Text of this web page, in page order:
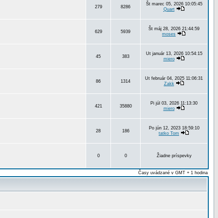
279 8286
Št marec 05, 2026 10:05:45
Quart
629 5939
Št máj 28, 2026 21:44:59
moses
45 383
Ut január 13, 2026 10:54:15
miero
86 1314
Ut február 04, 2025 11:06:31
Zakk
421 35880
Pi júl 03, 2026 11:13:30
miero
28 186
Po jún 12, 2023 18:59:10
tatko Tom
0 0 Žiadne príspevky
Časy uvádzané v GMT + 1 hodina